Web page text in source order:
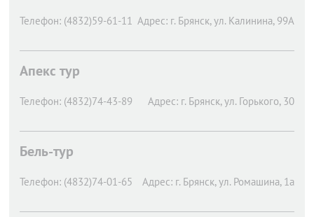
Телефон: (4832)59-61-11 Адрес: г. Брянск, ул. Калинина, 99А
Апекс тур
Телефон: (4832)74-43-89 Адрес: г. Брянск, ул. Горького, 30
Бель-тур
Телефон: (4832)74-01-65 Адрес: г. Брянск, ул. Ромашина, 1а